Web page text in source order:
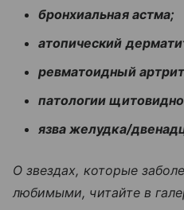
бронхиальная астма;
атопический
ревматоидный
патологии
язва желудка/
О звездах, которые
любимыми, читайте в